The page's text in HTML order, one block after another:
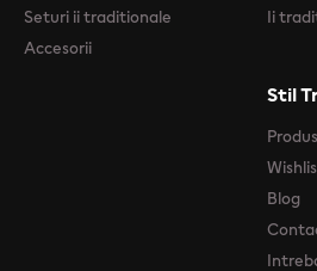
Seturi ii traditionale
Accesorii
Ii
Stil
Blog